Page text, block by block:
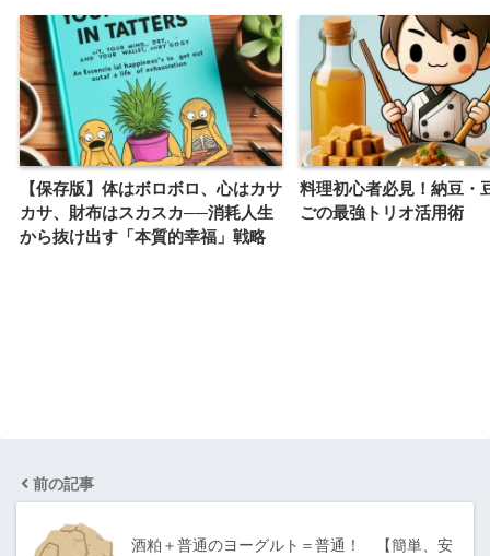
【保存版】体はボロボロ、心はカサ
カサ、財布はスカスカ──消耗人生
から抜け出す「本質的幸福」戦略
料理初心者必見！納豆・
ごの最強トリオ活用術
前の記事
酒粕＋普通のヨーグルト＝普通！ 【簡単、安